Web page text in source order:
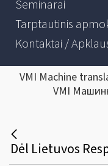
Seminarai
Tarptautinis
Kontaktai /
VMI Machine
VMI